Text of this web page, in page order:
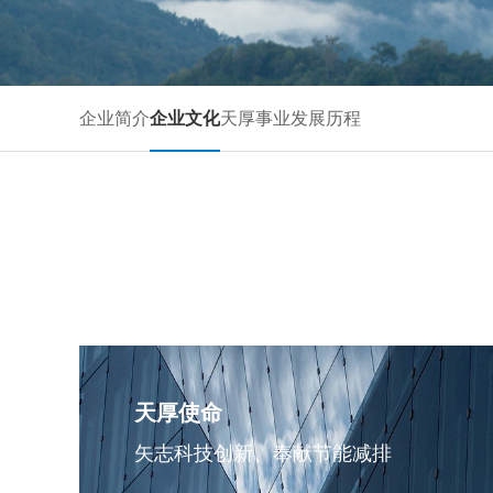
企业简介企业文化天厚事业发展历程
天厚使命
矢志科技创新、奉献节能减排